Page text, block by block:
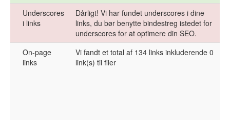
Underscores
i links
Dårligt! Vi har fundet underscores i dine
links, du bør benytte bindestreg istedet for
underscores for at optimere din SEO.
On-page
links
Vi fandt et total af 134 links inkluderende 0
link(s) til filer